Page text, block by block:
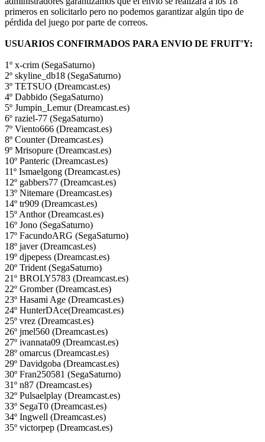
primeros en solicitarlo pero no podemos garantizar algún tipo de
pérdida del juego por parte de correos.
USUARIOS CONFIRMADOS PARA ENVIO DE FRUIT'Y:
1º x-crim (SegaSaturno)
2º skyline_db18 (SegaSaturno)
3º TETSUO (Dreamcast.es)
4º Dabbido (SegaSaturno)
5º Jumpin_Lemur (Dreamcast.es)
6º raziel-77 (SegaSaturno)
7º Viento666 (Dreamcast.es)
8º Counter (Dreamcast.es)
9º Mrisopure (Dreamcast.es)
10º Panteric (Dreamcast.es)
11º Ismaelgong (Dreamcast.es)
12º gabbers77 (Dreamcast.es)
13º Nitemare (Dreamcast.es)
14º tr909 (Dreamcast.es)
15º Anthor (Dreamcast.es)
16º Jono (SegaSaturno)
17º FacundoARG (SegaSaturno)
18º javer (Dreamcast.es)
19º djpepess (Dreamcast.es)
20º Trident (SegaSaturno)
21º BROLY5783 (Dreamcast.es)
22º Gromber (Dreamcast.es)
23º Hasami Age (Dreamcast.es)
24º HunterDAce(Dreamcast.es)
25º vrez (Dreamcast.es)
26º jmel560 (Dreamcast.es)
27º ivannata09 (Dreamcast.es)
28º omarcus (Dreamcast.es)
29º Davidgoba (Dreamcast.es)
30º Fran250581 (SegaSaturno)
31º n87 (Dreamcast.es)
32º Pulsaelplay (Dreamcast.es)
33º SegaT0 (Dreamcast.es)
34º Ingwell (Dreamcast.es)
35º victorpep (Dreamcast.es)